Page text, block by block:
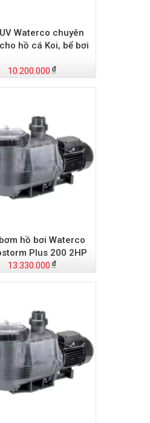
Waterco chuyên
hồ cá Koi, bể bơi
10.200.000
hồ bơi Waterco
Plus 200 2HP
13.330.000